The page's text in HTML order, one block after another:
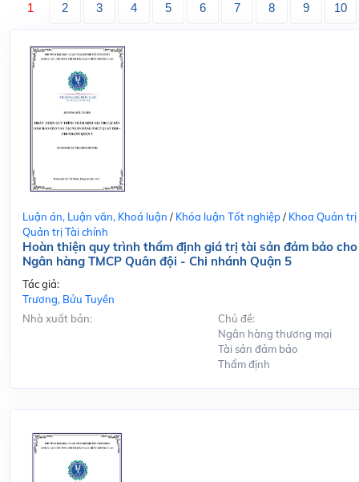
1 2 3 4 5 6 7 8 9 10
Luận án, Luận văn, Khoá luận / Khóa luận Tốt nghiệp/ Khoa Quản trị
Quản trị Tài chính
Hoàn thiện quy trình thẩm định giá trị tài sản đảm bảo
Ngân hàng TMCP Quân đội - Chi nhánh Quận 5
Tác giả:
Trương, Bửu Tuyền
Nhà xuất bản:
Chủ đề:
Ngân hàng thương mại
Tài sản đảm bảo
Thẩm định